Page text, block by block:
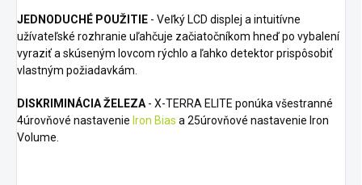
JEDNODUCHÉ POUŽITIE - Veľký LCD displej a intuitívne
užívateľské rozhranie uľahčuje začiatočníkom hneď po vybalení
vyraziť a skúseným lovcom rýchlo a ľahko detektor prispôsobiť
vlastným požiadavkám.
DISKRIMINÁCIA ŽELEZA - X-TERRA ELITE ponúka všestranné
4úrovňové nastavenie Iron Bias a 25úrovňové nastavenie Iron
Volume.